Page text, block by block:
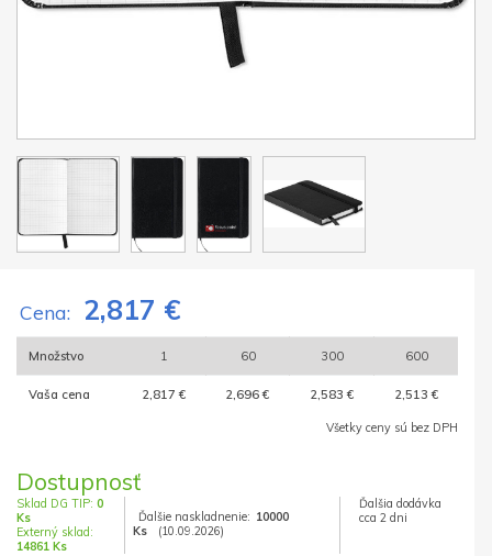
Cena: 2,817 €
Množstvo 1 60 300 600
Vaša cena 2,817 € 2,696 € 2,583 € 2,513 €
Všetky ceny sú bez DPH
Dostupnosť
Sklad DG TIP: 0
Ks
Externý sklad:
14861 Ks
Ďalšie naskladnenie: 10000
Ks
(10.09.2026)
Ďalšia dodávka
cca 2 dni